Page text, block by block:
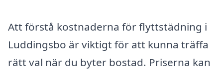
Att förstå kostnaderna för flyttstädning i
Luddingsbo är viktigt för att kunna träffa
rätt val när du byter bostad. Priserna kan